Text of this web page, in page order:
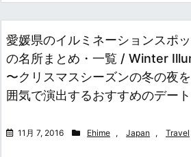
愛媛県のイルミネーションスポ
の名所まとめ・一覧 / Winter
〜クリスマスシーズンの冬の夜
囲気で演出するおすすめのデー
11月 7, 2016 Ehime , Japan , Travel